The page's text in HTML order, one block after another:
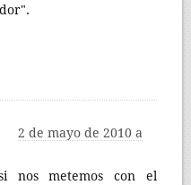
2 de mayo de 2010 a
si nos metemos con el